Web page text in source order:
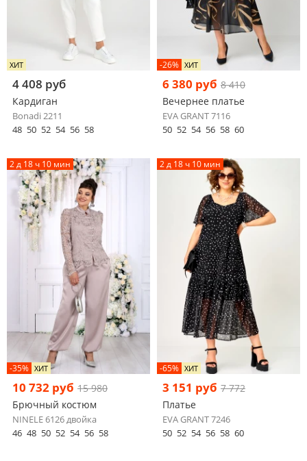
ХИТ
4 408 руб
Кардиган
Bonadi 2211
48 50 52 54 56 58
-26% ХИТ
6 380 руб 8 410
Вечернее платье
EVA GRANT 7116
50 52 54 56 58 60
2 д 18 ч 10 мин
-35% ХИТ
10 732 руб 15 980
Брючный костюм
NINELE 6126 двойка
46 48 50 52 54 56 58
2 д 18 ч 10 мин
-65% ХИТ
3 151 руб 7 772
Платье
EVA GRANT 7246
50 52 54 56 58 60